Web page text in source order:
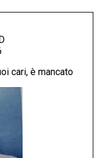
cari, è mancato